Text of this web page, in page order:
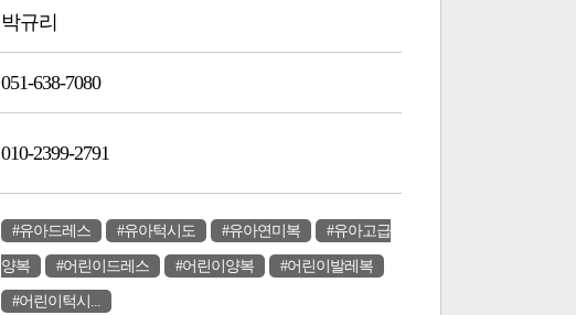
박규리
051-638-7080
010-2399-2791
#유아드레스 #유아턱시도 #유아연미복 #유아고급
양복 #어린이드레스 #어린이양복 #어린이발레복
#어린이턱시...